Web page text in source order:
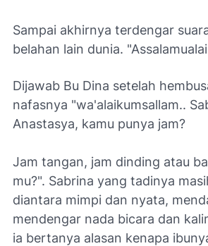
Sampai akhirnya terdengar
belahan lain dunia.
Dijawab Bu Dina setelah
nafasnya "wa'alaikumsallam..
Anastasya, kamu punya jam?
Jam tangan, jam dinding atau
mu?". Sabrina yang tadinya
diantara mimpi dan nyata,
mendengar nada bicara dan
ia bertanya alasan kenapa